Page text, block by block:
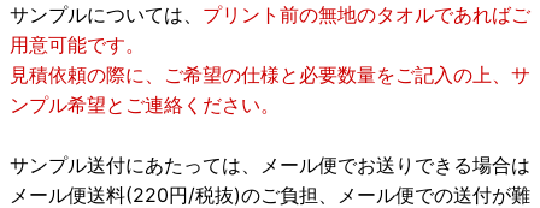
サンプルについては、 プリント前の無地のタオルであればご
用意可能です。
見積依頼の際に、ご希望の仕様と必要数量をご記入の上、サ
ンプル希望とご連絡ください。
サンプル送付にあたっては、メール便でお送りできる場合は
メール便送料(220円/税抜)のご負担、メール便での送付が難